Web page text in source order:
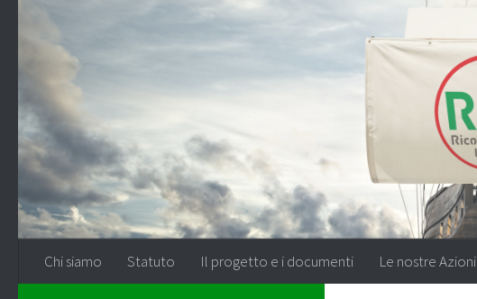
Salta al contenuto
Chi siamo Statuto Il progetto e i documenti Le nostre Azioni